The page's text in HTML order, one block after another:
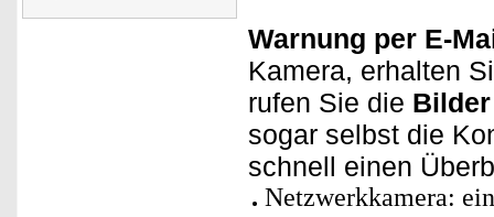
Warnung per E-
Kamera, erhalten
rufen Sie die Bilder
sogar selbst die
schnell einen
Netzwerkkamera: